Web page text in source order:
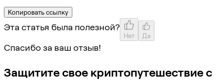
Копировать ссылку
Эта статья была полезной?
Нет Да
Спасибо за ваш отзыв!
Защитите свое криптопутешествие с